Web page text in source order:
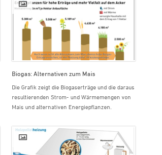
Biogas: Alternativen zum Mais
Die Grafik zeigt die Biogaserträge und die daraus
resultierenden Strom- und Wärmemengen von
Mais und alternativen Energiepflanzen.